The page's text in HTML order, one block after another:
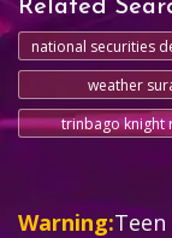
Related
weather
trinbago knight
Warning: